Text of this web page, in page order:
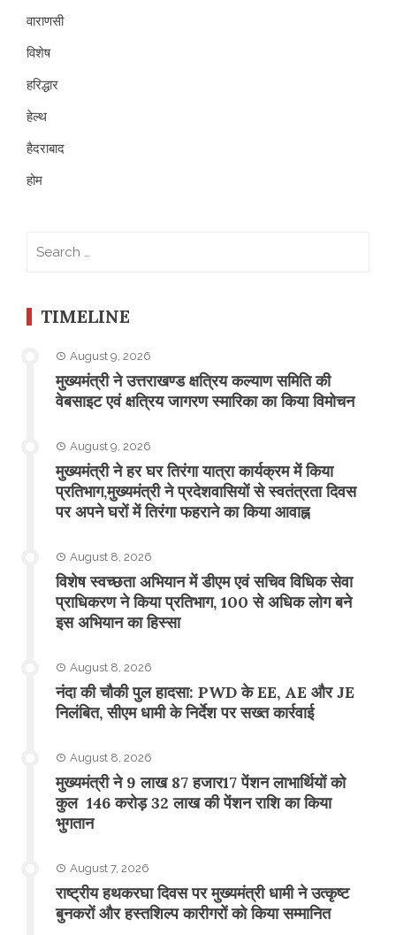
वाराणसी
विशेष
हरिद्धार
हेल्थ
हैदराबाद
होम
TIMELINE
August 9, 2026
मुख्यमंत्री ने उत्तराखण्ड क्षत्रिय कल्याण समिति की
वेबसाइट एवं क्षत्रिय जागरण स्मारिका का किया विमोचन
August 9, 2026
मुख्यमंत्री ने हर घर तिरंगा यात्रा कार्यक्रम में किया
प्रतिभाग,मुख्यमंत्री ने प्रदेशवासियों से स्वतंत्रता दिवस
पर अपने घरों में तिरंगा फहराने का किया आवाह्न
August 8, 2026
विशेष स्वच्छता अभियान में डीएम एवं सचिव विधिक सेवा
प्राधिकरण ने किया प्रतिभाग, 100 से अधिक लोग बने
इस अभियान का हिस्सा
August 8, 2026
नंदा की चौकी पुल हादसा: PWD के EE, AE और JE
निलंबित, सीएम धामी के निर्देश पर सख्त कार्रवाई
August 8, 2026
मुख्यमंत्री ने 9 लाख 87 हजार17 पेंशन लाभार्थियों को
कुल 146 करोड़ 32 लाख की पेंशन राशि का किया
भुगतान
August 7, 2026
राष्ट्रीय हथकरघा दिवस पर मुख्यमंत्री धामी ने उत्कृष्ट
बुनकरों और हस्तशिल्प कारीगरों को किया सम्मानित